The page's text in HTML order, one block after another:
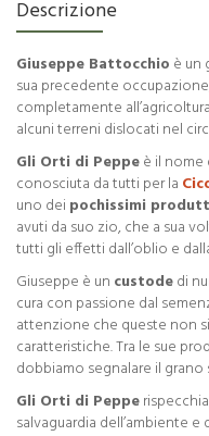
Descrizione
Giuseppe Battocchio è un
sua precedente
completamente
alcuni terreni dislocati nel
Gli Orti di Peppeè il nome
conosciuta da tutti per la
uno dei pochissimi
avuti da suo zio, che a sua
tutti gli effetti dall’oblio e
Giuseppe è un custodedi
cura con passione dal
attenzione che queste non
caratteristiche. Tra le sue
dobbiamo segnalare il grano
Gli Orti di Peppe
salvaguardia dell’ambiente